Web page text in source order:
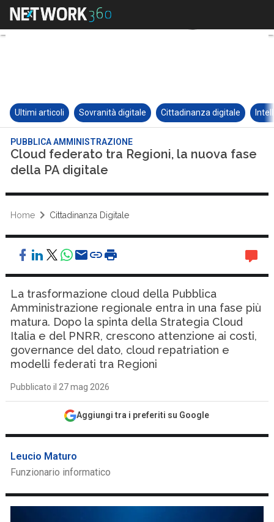
Ultimi articoli Sovranità digitale Cittadinanza digitale
PUBBLICA AMMINISTRAZIONE
Cloud federato tra Regioni, la nuova fase
della PA digitale
Home Cittadinanza Digitale
La trasformazione cloud della Pubblica
Amministrazione regionale entra in una fase più
matura. Dopo la spinta della Strategia Cloud
Italia e del PNRR, crescono attenzione ai costi,
governance del dato, cloud repatriation e
modelli federati tra Regioni
Pubblicato il 27 mag 2026
Aggiungi tra i preferiti su Google
Leucio Maturo
Funzionario informatico